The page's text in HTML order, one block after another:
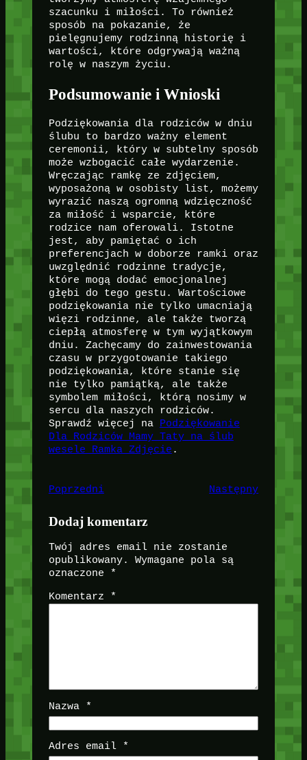
szacunku i miłości. To również
sposób na pokazanie, że
pielęgnujemy rodzinną historię i
wartości, które odgrywają ważną
rolę w naszym życiu.
Podsumowanie i Wnioski
Podziękowania dla rodziców w dniu
ślubu to bardzo ważny element
ceremonii, który w subtelny sposób
może wzbogacić całe wydarzenie.
Wręczając ramkę ze zdjęciem,
wyposażoną w osobisty list, możemy
wyrazić naszą ogromną wdzięczność
za miłość i wsparcie, które
rodzice nam oferowali. Istotne
jest, aby pamiętać o ich
preferencjach w doborze ramki oraz
uwzględnić rodzinne tradycje,
które mogą dodać emocjonalnej
głębi do tego gestu. Wartościowe
podziękowania nie tylko umacniają
więzi rodzinne, ale także tworzą
ciepłą atmosferę w tym wyjątkowym
dniu. Zachęcamy do zainwestowania
czasu w przygotowanie takiego
podziękowania, które stanie się
nie tylko pamiątką, ale także
symbolem miłości, którą nosimy w
sercu dla naszych rodziców.
Sprawdź więcej na Podziękowanie
Dla Rodziców Mamy Taty na ślub
wesele Ramka Zdjęcie .
Poprzedni Następny
Dodaj komentarz
Twój adres email nie zostanie
opublikowany.
Wymagane pola są
oznaczone
*
Komentarz *
Nazwa *
Adres email *